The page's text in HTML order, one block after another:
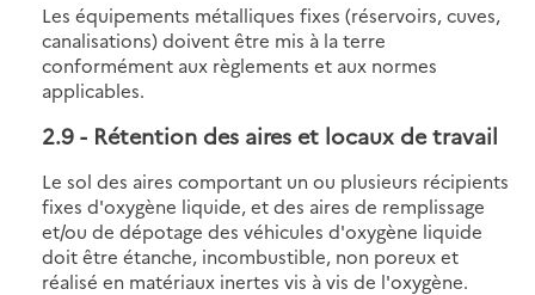
Les équipements métalliques fixes (réservoirs, cuves,
canalisations) doivent être mis à la terre
conformément aux règlements et aux normes
applicables.
2.9 - Rétention des aires et locaux de travail
Le sol des aires comportant un ou plusieurs récipients
fixes d'oxygène liquide, et des aires de remplissage
et/ou de dépotage des véhicules d'oxygène liquide
doit être étanche, incombustible, non poreux et
réalisé en matériaux inertes vis à vis de l'oxygène.